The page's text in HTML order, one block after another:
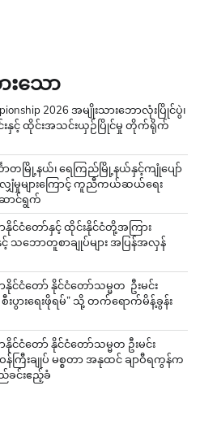
သော
2026 အမျိုးသားဘောလုံးပြိုင်ပွဲ၊
နှင့် ထိုင်းအသင်းယှဉ်ပြိုင်မှု တိုက်ရိုက်
ာတမြို့နယ်၊ ရေကြည်မြို့နယ်နှင့်ကျုံပျော်
ျှံမှုများကြောင့် ကူညီကယ်ဆယ်ရေး
ာင်ရွက်
နိုင်ငံတော်နှင့် ထိုင်းနိုင်ငံတို့အကြား
င့် သဘောတူစာချုပ်များ အပြန်အလှန်
နိုင်ငံတော် နိုင်ငံတော်သမ္မတ ဦးမင်း
းပွားရေးဖိုရမ်” သို့ တက်ရောက်မိန့်ခွန်း
နိုင်ငံတော် နိုင်ငံတော်သမ္မတ ဦးမင်း
ကြီးချုပ် မစ္စတာ အနုထင် ချာဝီရကွန်က
ခင်းဧည့်ခံ